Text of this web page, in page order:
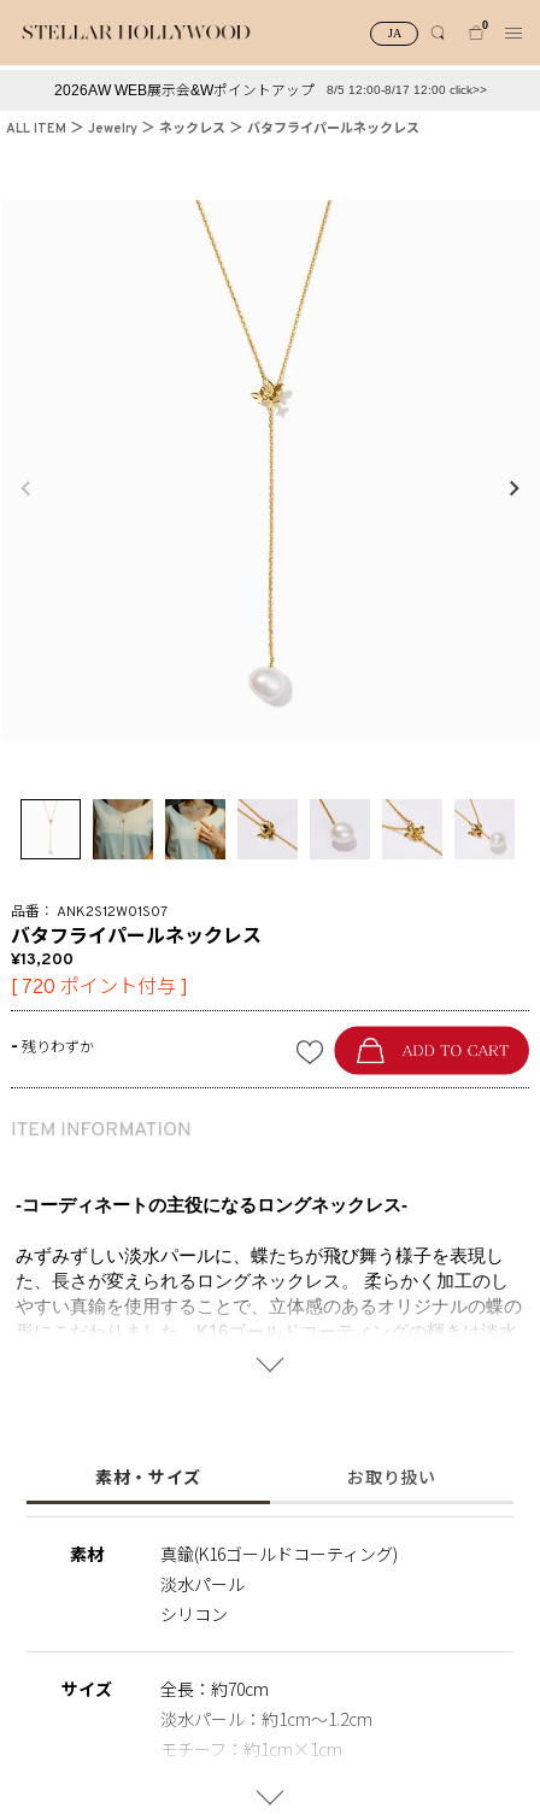
JA
0
2026AW WEB展示会&Wポイントアップ 8/5 12:00-8/17 12:00 click>>
ALL ITEM Jewelry ネックレス バタフライパールネックレス
ANK2S12W01S07
バタフライパールネックレス
13,200
[ 720 ポイント付与 ]
- 残りわずか
-コーディネートの主役になるロングネックレス-
みずみずしい淡水パールに、蝶たちが飛び舞う様子を表現し
た、長さが変えられるロングネックレス。 柔らかく加工のし
やすい真鍮を使用することで、立体感のあるオリジナルの蝶の
形にこだわりました。K16ゴールドコーティングの輝きは淡水
パールの照り、ツヤをより一層引き立たせエレガントな雰囲気
女子会やオケージョンなど幅広いシーンでお使いいただけま
す。
※長さ調整
蝶モチーフの後ろにシリコン付のスライドがあります。蝶モチ
ーフを持ってチェーンをスライドすることで長さ調節が可能で
※淡水パール
天然のパールを使用しているため、形・サイズ・色味には個体
承の程お願いいたします。二つとして同じものがない価値は、
一つの魅力としてお楽しみいただけます。
素材・サイズ お取り扱い
素材
真鍮(K16ゴールドコーティング)
淡水パール
シリコン
サイズ
全長：約70cm
淡水パール：約1cm～1.2cm
モチーフ：約1cm×1cm